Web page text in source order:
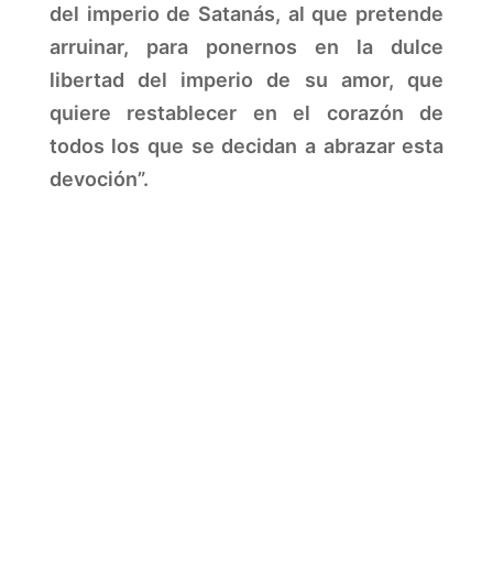
del imperio de Satanás, al que pretende
arruinar, para ponernos en la dulce
libertad del imperio de su amor, que
quiere restablecer en el corazón de
todos los que se decidan a abrazar esta
devoción”.